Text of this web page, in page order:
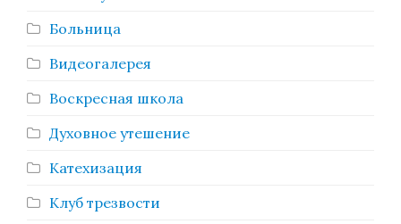
Больница
Видеогалерея
Воскресная школа
Духовное утешение
Катехизация
Клуб трезвости